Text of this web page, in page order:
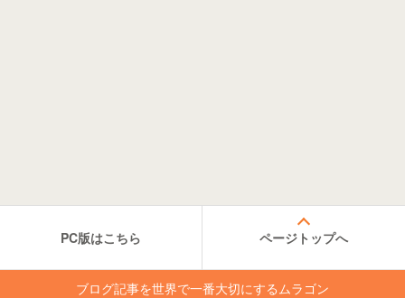
PC版はこちら ページトップへ
ブログ記事を世界で一番大切にするムラゴン